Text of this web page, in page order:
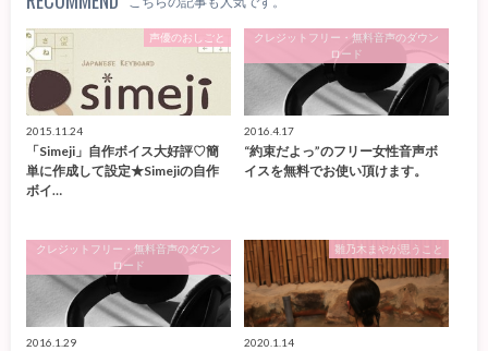
声優のおしごと
2015.11.24
「Simeji」自作ボイス大好評♡簡
単に作成して設定★Simejiの自作
ボイ…
クレジットフリー・無料音声のダウン
ロード
2016.4.17
“約束だよっ”のフリー女性音声ボ
イスを無料でお使い頂けます。
クレジットフリー・無料音声のダウン
ロード
2016.1.29
雛乃木まやが思うこと
2020.1.14